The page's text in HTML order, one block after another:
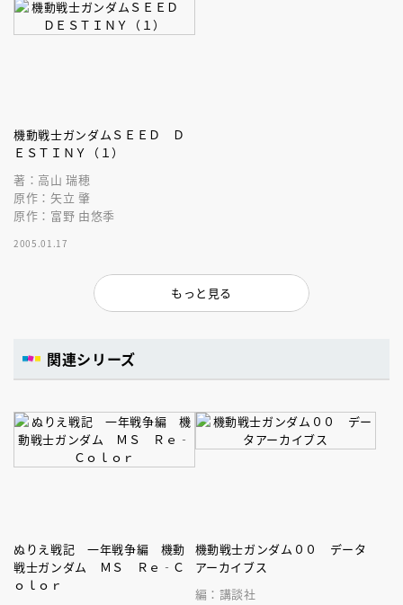
機動戦士ガンダムＳＥＥＤ Ｄ
ＥＳＴＩＮＹ（１）
著：高山 瑞穂
原作：矢立 肇
原作：富野 由悠季
2005.01.17
もっと見る
関連シリーズ
ぬりえ戦記 一年戦争編 機動
戦士ガンダム ＭＳ Ｒｅ‐Ｃ
ｏｌｏｒ
機動戦士ガンダム００ データ
アーカイブス
編：講談社